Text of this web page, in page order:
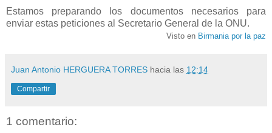
Estamos preparando los documentos necesarios para
enviar estas peticiones al Secretario General de la ONU.
Visto en Birmania por la paz
Juan Antonio HERGUERA TORRES hacia las 12:14
Compartir
1 comentario: